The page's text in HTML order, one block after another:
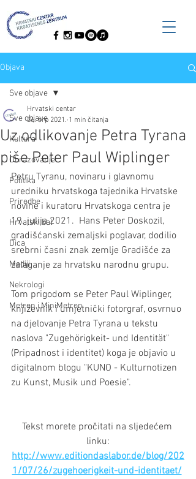
Objava
Sve objave
Kultura
Obrazovanje
Politika
Priredbe
Hrvatski bal
Dica
Mediji
Nekrologi
Metron i MiniMetron
Sve objave
Uz odlikovanje Petra Tyrana
piše Peter Paul Wiplinger
Hrvatski centar
26. srp 2021. 1 min čitanja
Petru Tyranu, novinaru i glavnomu
uredniku hrvatskoga tajednika Hrvatske
novine i kuratoru Hrvatskoga centra je
19. julija 2021.  Hans Peter Doskozil,
gradišćanski zemaljski poglavar, dodilio
srebrni časni znak zemlje Gradišće za
zalaganje za hrvatsku narodnu grupu.
Tom prigodom se Peter Paul Wiplinger,
književnik i umjetnički fotorgraf, osvrnuo
na djelovanje Petra Tyrana u tekstu
naslova "Zugehörigkeit- und Identität"
(Pripadnost i identitet) koga je objavio u
digitalnom blogu "KUNO - Kulturnotizen
zu Kunst, Musik und Poesie".
Tekst morete pročitati na sljedećem
linku:
http://www.editiondaslabor.de/blog/202
1/07/26/zugehoerigkeit-und-identitaet/